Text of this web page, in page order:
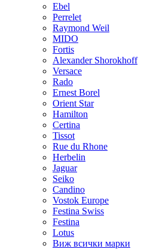
Ebel
Perrelet
Raymond Weil
MIDO
Fortis
Alexander Shorokhoff
Versace
Rado
Ernest Borel
Orient Star
Hamilton
Certina
Tissot
Rue du Rhone
Herbelin
Jaguar
Seiko
Candino
Vostok Europe
Festina Swiss
Festina
Lotus
Виж всички марки